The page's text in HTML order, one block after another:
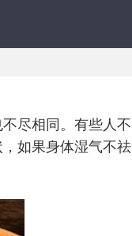
尽相同。有些人不
如果身体湿气不祛